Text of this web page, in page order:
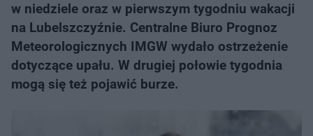
w niedziele oraz w pierwszym tygodniu wakacji
na Lubelszczyźnie. Centralne Biuro Prognoz
Meteorologicznych IMGW wydało ostrzeżenie
dotyczące upału. W drugiej połowie tygodnia
mogą się też pojawić burze.